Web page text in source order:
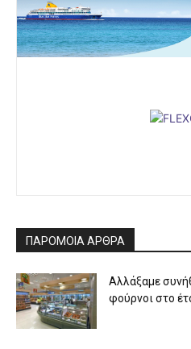
ΠΑΡΟΜΟΙΑ ΑΡΘΡΑ
Αλλάξαμε
φούρνοι στο